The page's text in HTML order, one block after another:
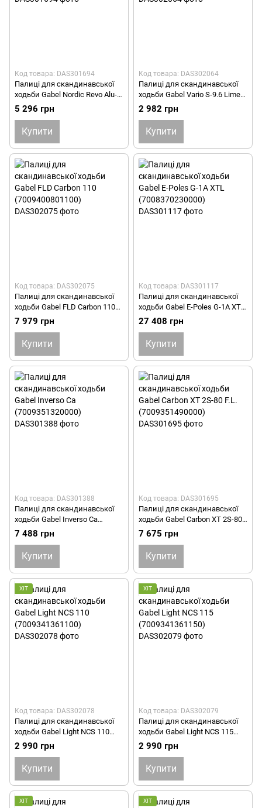
Код товара: DAS301694
Палиці для скандинавської
ходьби Gabel Nordic Revo Alu-
Tech (7009351390000)
5 296 грн
Купити
Код товара: DAS302064
Палиці для скандинавської
ходьби Gabel Vario S-9.6 Lime
(7008350530000)
2 982 грн
Купити
Код товара: DAS302075
Палиці для скандинавської
ходьби Gabel FLD Carbon 110
(7009400801100)
7 979 грн
Купити
Код товара: DAS301117
Палиці для скандинавської
ходьби Gabel E-Poles G-1A XTL
(7008370230000)
27 408 грн
Купити
Код товара: DAS301388
Палиці для скандинавської
ходьби Gabel Inverso Ca
(7009351320000)
7 488 грн
Купити
Код товара: DAS301695
Палиці для скандинавської
ходьби Gabel Carbon XT 2S-80
F.L. (7009351490000)
7 675 грн
Купити
ХІТ
Код товара: DAS302078
Палиці для скандинавської
ходьби Gabel Light NCS 110
(7009341361100)
2 990 грн
Купити
ХІТ
Код товара: DAS302079
Палиці для скандинавської
ходьби Gabel Light NCS 115
(7009341361150)
2 990 грн
Купити
ХІТ ХІТ